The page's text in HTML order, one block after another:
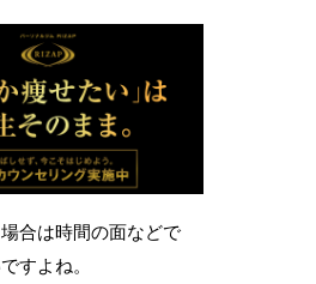
合は時間の面などで
すよね。